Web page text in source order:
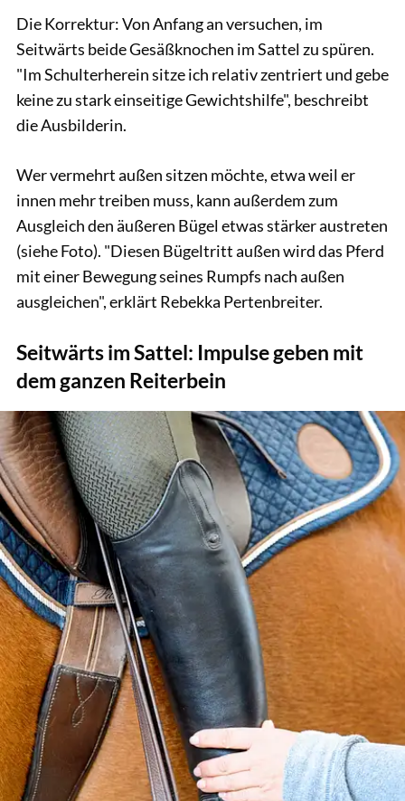
Die Korrektur: Von Anfang an versuchen, im
Seitwärts beide Gesäßknochen im Sattel zu spüren.
"Im Schulterherein sitze ich relativ zentriert und gebe
keine zu stark einseitige Gewichtshilfe", beschreibt
die Ausbilderin.
Wer vermehrt außen sitzen möchte, etwa weil er
innen mehr treiben muss, kann außerdem zum
Ausgleich den äußeren Bügel etwas stärker austreten
(siehe Foto). "Diesen Bügeltritt außen wird das Pferd
mit einer Bewegung seines Rumpfs nach außen
ausgleichen", erklärt Rebekka Pertenbreiter.
Seitwärts im Sattel: Impulse geben mit
dem ganzen Reiterbein